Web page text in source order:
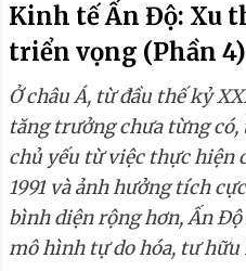
Kinh tế Ấn Độ: Xu
triển vọng (Phần 4)
Ở châu Á, từ đầu thế kỷ
tăng trưởng chưa từng
chủ yếu từ việc thực hiện
1991 và ảnh hưởng tích
bình diện rộng hơn, Ấn
mô hình tự do hóa, tư hữu